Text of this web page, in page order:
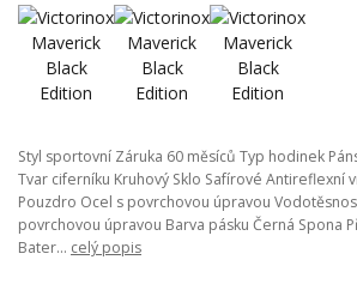
Styl sportovní Záruka 60 měsíců Typ hodinek
Tvar ciferníku Kruhový Sklo Safírové Antireflexní
Pouzdro Ocel s povrchovou úpravou
povrchovou úpravou Barva pásku Černá Spona
Bater... celý popis